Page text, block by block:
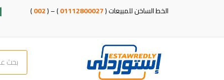
الخط الساخن للمبيعات (01112800027
) – (
002
)
Search